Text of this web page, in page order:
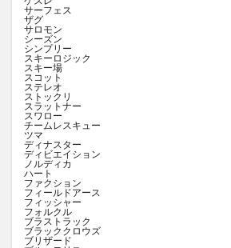
サーフェス
ザグ
サロモン
シーズン
シンプリー
スキーロジック
スキー場
スコット
ステレオ
ストックリ
スラットナー
スワロー
チームレスキュー
ツマ
ディナスター
ディビエイション
ノルディカ
ハート
ファクション
フィールドアース
フィッシャー
フォルクル
ブラストラック
ブラッククロウズ
ブリザード